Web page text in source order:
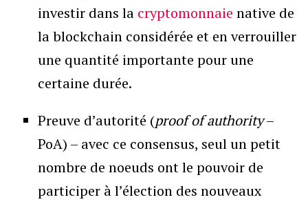
investir dans la cryptomonnaie native de
la blockchain considérée et en verrouiller
une quantité importante pour une
certaine durée.
Preuve d’autorité (proof of authority–
PoA) – avec ce consensus, seul un petit
nombre de noeuds ont le pouvoir de
participer à l’élection des nouveaux